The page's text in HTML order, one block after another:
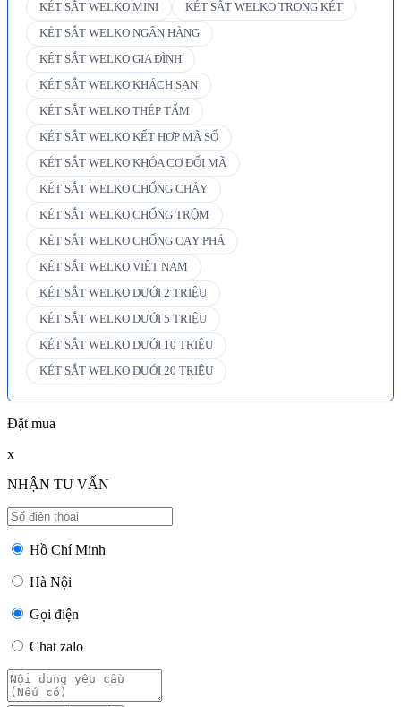
KÉT SẮT WELKO MINI KÉT SẮT WELKO TRONG KÉT
KÉT SẮT WELKO NGÂN HÀNG
KÉT SẮT WELKO GIA ĐÌNH
KÉT SẮT WELKO KHÁCH SẠN
KÉT SẮT WELKO THÉP TẤM
KÉT SẮT WELKO KẾT HỢP MÃ SỐ
KÉT SẮT WELKO KHÓA CƠ ĐỔI MÃ
KÉT SẮT WELKO CHỐNG CHÁY
KÉT SẮT WELKO CHỐNG TRỘM
KÉT SẮT WELKO CHỐNG CẠY PHÁ
KÉT SẮT WELKO VIỆT NAM
KÉT SẮT WELKO DƯỚI 2 TRIỆU
KÉT SẮT WELKO DƯỚI 5 TRIỆU
KÉT SẮT WELKO DƯỚI 10 TRIỆU
KÉT SẮT WELKO DƯỚI 20 TRIỆU
Đặt mua
x
NHẬN TƯ VẤN
Hồ Chí Minh
Hà Nội
Gọi điện
Chat zalo